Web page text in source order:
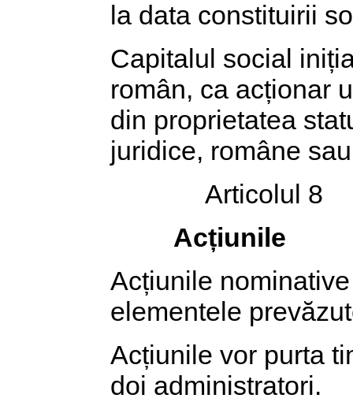
la data constituirii
Capitalul social
român, ca acționar
din proprietatea
juridice, române
Articolul 8
Acțiunile
Acțiunile
elementele
Acțiunile vor purta
doi administratori.